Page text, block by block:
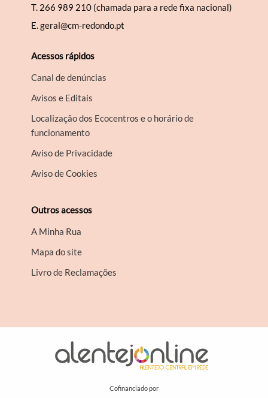
T. 266 989 210 (chamada para a rede fixa nacional)
E.geral@cm-redondo.pt
Acessos rápidos
Canal de denúncias
Avisos e Editais
Localização dos Ecocentros e o horário de
funcionamento
Aviso de Privacidade
Aviso de Cookies
Outros acessos
A Minha Rua
Mapa do site
Livro de Reclamações
Cofinanciado por